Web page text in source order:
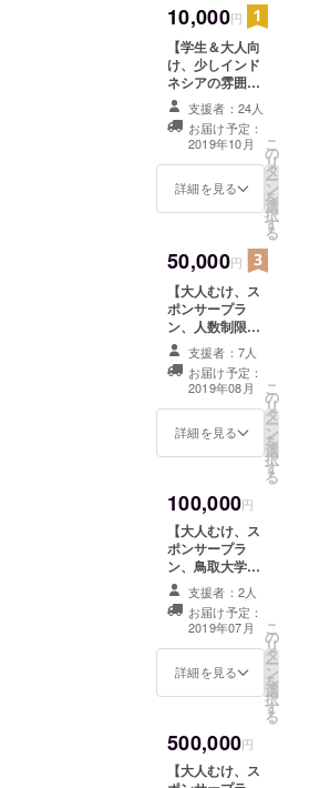
す！！
た、大会終了
後、実施する報
告会に招待致し
ます！ ※報告会
の日程は追って
メールアドレス
の方に連絡させ
ていただきま
す。 報告会で
れまでの動きに
ついてや大会に
た橋についてな
ど事細かく紹介
する予定です。
一般の方でもわ
かりやすい説明
を心がけます。
報告会の場所は
鳥取大学湖山
キャンパス広報
センター１階の
CDLです。 人数
制限はありませ
んので、ぜひ
ださい。 交通費
や滞在費など報
告会に出席する
際に係る費用に
ついては負担が
出来ませんの
で、ご了承くだ
さい。
10,000円
【学生＆大人向
け、少しインド
ネシアの雰囲気
を感じる事が出
来るプラン】 こ
ちらのプランで
は、メンバーに
よるお礼のメッ
セージが書かれ
いては、大会当
日、企業ロゴを
展示させていた
だきます。 （企
業ロゴ制限無
し） また、大会
終了後、実施す
る報告会に招待
致します！ ※報
追ってメールア
ドレスの方に連
では、チームの
これまでの動き
についてや大会
について、製作
した橋について
など事細かく紹
介する予定で
す。一般の方で
もわかりやすい
説明を心がけま
す。 報告会の場
所は鳥取大学湖
報センター１階
のCDLです。 人
数制限はありま
支援者：24人
お届け予定：
2019年10月
詳細を見る
こ
の
リ
タ
ー
ン
を
選
択
す
る
50,000円
【大人むけ、ス
ポンサープラ
ン、人数制限無
し】 法人の方や
お店を経営して
いる方向けのプ
ランです！ 支援
して頂けた方に
メッセージ、大
業ロゴ制限無
し） 告知するこ
とで少しでも企
業様の宣伝にな
ればと思いま
す。 企業様につ
いては、大会当
日、企業ロゴを
展示させていた
だきます。 ま
た、大会終了
後、実施する報
ます！ ※報告会
の日程は追って
メールアドレス
支援者：7人
お届け予定：
2019年08月
詳細を見る
こ
の
リ
タ
ー
ン
を
選
択
す
る
100,000円
【大人むけ、ス
ポンサープラ
ン、鳥取大学ブ
リッジコンペ
チームと常にツ
ナガッてもらえ
ます、人数制限
無し】 鳥取大学
チームの動向を
ます。 また、ブ
リッジコンペ
チームの見学を
支援者：2人
お届け予定：
2019年07月
詳細を見る
こ
の
リ
タ
ー
ン
を
選
択
す
る
500,000円
【大人むけ、ス